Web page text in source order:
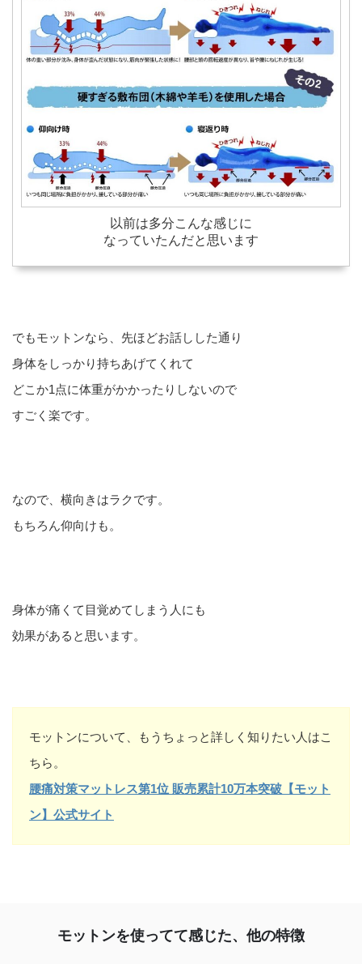
以前は多分こんな感じに
なっていたんだと思います
でもモットンなら、先ほどお話しした通り
身体をしっかり持ちあげてくれて
どこか1点に体重がかかったりしないので
すごく楽です。
なので、横向きはラクです。
もちろん仰向けも。
身体が痛くて目覚めてしまう人にも
効果があると思います。
モットンについて、もうちょっと詳しく知りたい人はこ
ちら。
腰痛対策マットレス第1位 販売累計10万本突破【モット
ン】公式サイト
モットンを使ってて感じた、他の特徴